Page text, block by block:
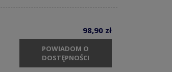
98,90 zł
POWIADOM O
DOSTĘPNOŚCI